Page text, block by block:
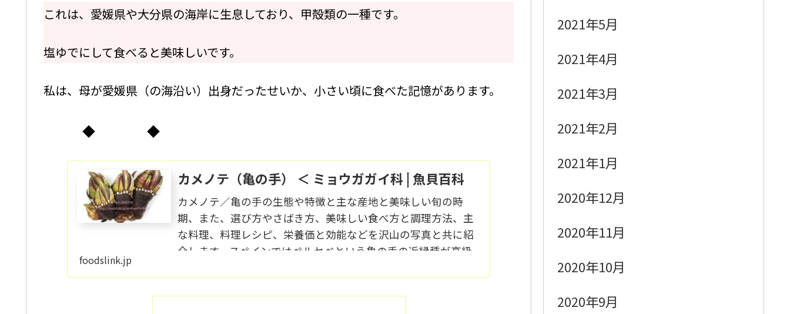
これは、愛媛県や大分県の海岸に生息しており、甲殻類の一種です。
塩ゆでにして食べると美味しいです。
私は、母が愛媛県（の海沿い）出身だったせいか、小さい頃に食べた記憶があります。
◆ ◆
カメノテ（亀の手） ＜ ミョウガガイ科 | 魚貝百科
カメノテ／亀の手の生態や特徴と主な産地と美味しい旬の時
期、また、選び方やさばき方、美味しい食べ方と調理方法、主
な料理、料理レシピ、栄養価と効能などを沢山の写真と共に紹
介します。スペインではペルセベという亀の手の近縁種が高級
foodslink.jp
2021年5月
2021年4月
2021年3月
2021年2月
2021年1月
2020年12月
2020年11月
2020年10月
2020年9月